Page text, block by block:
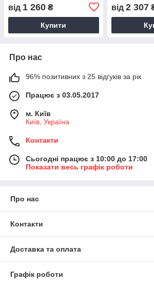
від 1 260 ₴
Купити
від 2 307
Про нас
96% позитивних з 25 відгуків за рік
Працює з 03.05.2017
м. Київ
Київ, Україна
Контакти
Сьогодні працює з 10:00 до 17:00
Показати весь графік роботи
Про нас
Контакти
Доставка та оплата
Графік роботи